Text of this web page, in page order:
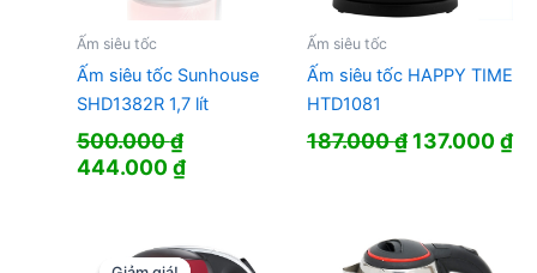
Ấm siêu tốc
Ấm siêu tốc Sunhouse
SHD1382R 1,7 lít
500.000₫
Giá
500.000 ₫.
444.000₫Giá
là:
Ấm siêu tốc
Ấm siêu tốc HAPPY TIME
HTD1081
187.000₫Giá
137.000₫